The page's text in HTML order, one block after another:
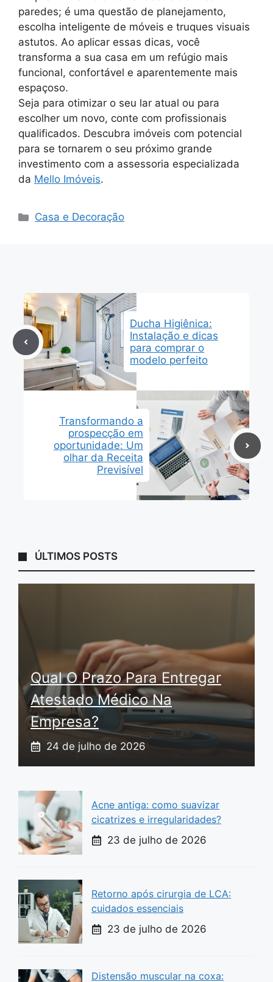
paredes; é uma questão de planejamento,
escolha inteligente de móveis e truques visuais
astutos. Ao aplicar essas dicas, você
transforma a sua casa em um refúgio mais
funcional, confortável e aparentemente mais
espaçoso.
Seja para otimizar o seu lar atual ou para
escolher um novo, conte com profissionais
qualificados. Descubra imóveis com potencial
para se tornarem o seu próximo grande
investimento com a assessoria especializada
da Mello Imóveis.
Categorias
Casa e Decoração
Ducha Higiênica:
Instalação e dicas
para comprar o
modelo perfeito
Transformando a
prospecção em
oportunidade: Um
olhar da Receita
Previsível
ÚLTIMOS POSTS
Qual O Prazo Para Entregar
Atestado Médico Na
Empresa?
24 de julho de 2026
Acne antiga: como suavizar
cicatrizes e irregularidades?
23 de julho de 2026
Retorno após cirurgia de LCA:
cuidados essenciais
23 de julho de 2026
Distensão muscular na coxa: